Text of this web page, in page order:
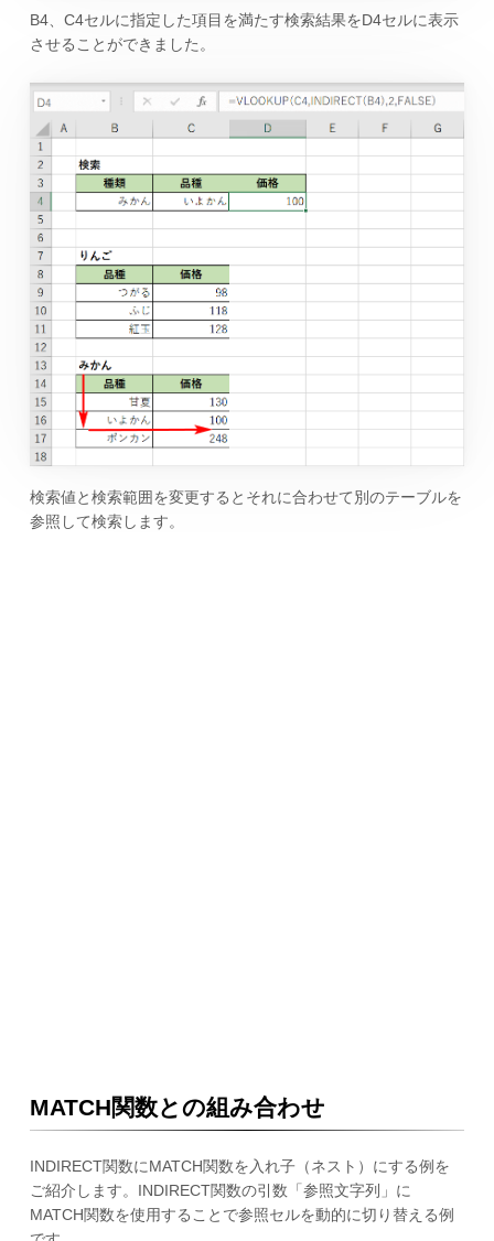
B4、C4セルに指定した項目を満たす検索結果をD4セルに表示
させることができました。
検索値と検索範囲を変更するとそれに合わせて別のテーブルを
参照して検索します。
MATCH関数との組み合わせ
INDIRECT関数にMATCH関数を入れ子（ネスト）にする例を
ご紹介します。INDIRECT関数の引数「参照文字列」に
MATCH関数を使用することで参照セルを動的に切り替える例